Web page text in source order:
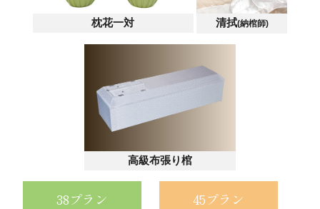
枕花一対 清拭(納棺師)
高級布張り棺
38プラン 45プラン